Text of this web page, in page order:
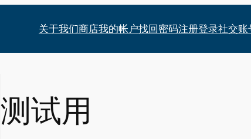
关于我们商店我的帐户找回密码注册登录社交账
测试用